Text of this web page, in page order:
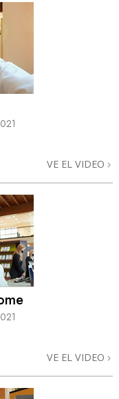
VE EL VIDEO
VE EL VIDEO